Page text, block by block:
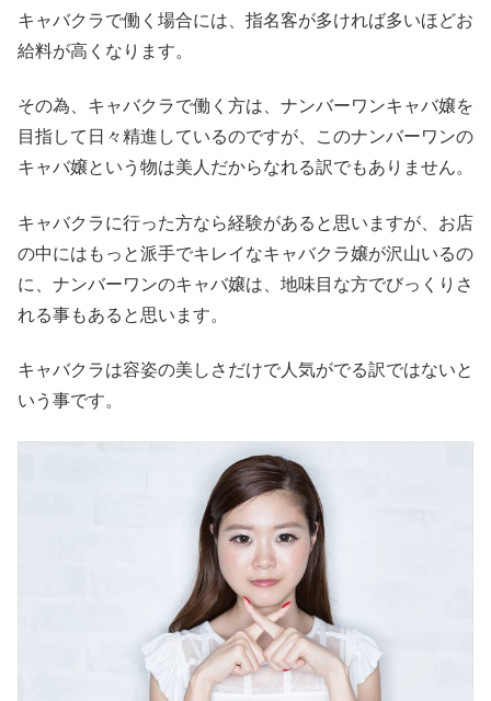
キャバクラで働く場合には、指名客が多ければ多いほどお
給料が高くなります。
その為、キャバクラで働く方は、ナンバーワンキャバ嬢を
目指して日々精進しているのですが、このナンバーワンの
キャバ嬢という物は美人だからなれる訳でもありません。
キャバクラに行った方なら経験があると思いますが、お店
の中にはもっと派手でキレイなキャバクラ嬢が沢山いるの
に、ナンバーワンのキャバ嬢は、地味目な方でびっくりさ
れる事もあると思います。
キャバクラは容姿の美しさだけで人気がでる訳ではないと
いう事です。